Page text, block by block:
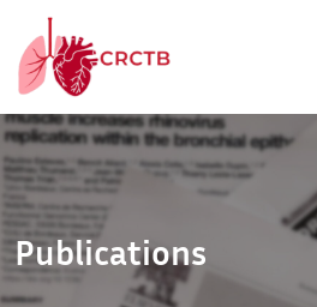
Aller au contenu
Publications